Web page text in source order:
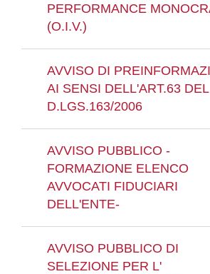
PERFORMANCE
(O.I.V.)
AVVISO DI
AI SENSI DELL'ART.63 DEL
D.LGS.163/2006
AVVISO PUBBLICO -
FORMAZIONE ELENCO
AVVOCATI FIDUCIARI
DELL'ENTE-
AVVISO PUBBLICO DI
SELEZIONE PER L'